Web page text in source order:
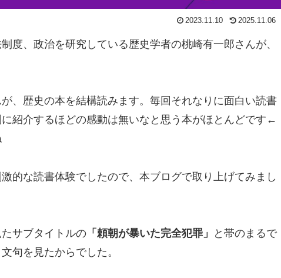
2023.11.10 2025.11.06
度、政治を研究している歴史学者の桃崎有一郎さんが、
、歴史の本を結構読みます。毎回それなりに面白い読書
紹介するほどの感動は無いなと思う本がほとんどです←
的な読書体験でしたので、本ブログで取り上げてみまし
サブタイトルの 「頼朝が暴いた完全犯罪」
と帯のまるで
句を見たからでした。